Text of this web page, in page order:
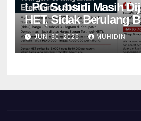
LPG Subsidi Masih
HET, Sidak Berulang
Mampu Menekan
JUNI 30, 2026 MUHIDIN